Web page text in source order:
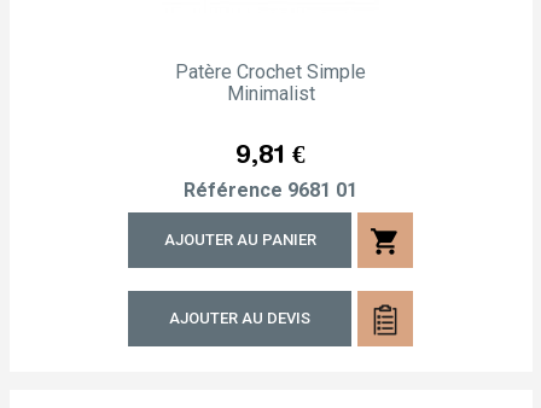
Patère Crochet Simple
Minimalist
Prix
9,81 €
Référence 9681 01
AJOUTER AU PANIER shopping_cart
AJOUTER AU DEVIS